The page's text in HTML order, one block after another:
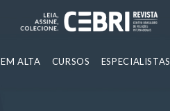
EM ALTA CURSOS ESPECIALISTAS